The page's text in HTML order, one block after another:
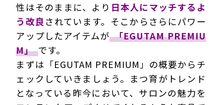
性はそのままに、より 日本人にマッチするよ
う改良されています。そこからさらにパワー
アップしたアイテムが 「EGUTAM PREMIU
M」 です。
まずは「EGUTAM PREMIUM」の概要からチ
ェックしていきましょう。まつ育がトレンド
となっている昨今において、サロンの魅力を